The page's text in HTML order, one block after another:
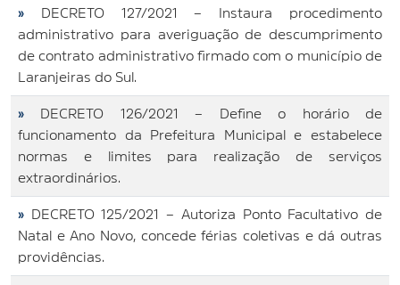
»
DECRETO 127/2021 – Instaura procedimento
administrativo para averiguação de descumprimento
de contrato administrativo firmado com o município de
Laranjeiras do Sul.
» DECRETO 126/2021 – Define o horário de
funcionamento da Prefeitura Municipal e estabelece
normas e limites para realização de serviços
extraordinários.
»
DECRETO 125/2021 – Autoriza Ponto Facultativo de
Natal e Ano Novo, concede férias coletivas e dá outras
providências.